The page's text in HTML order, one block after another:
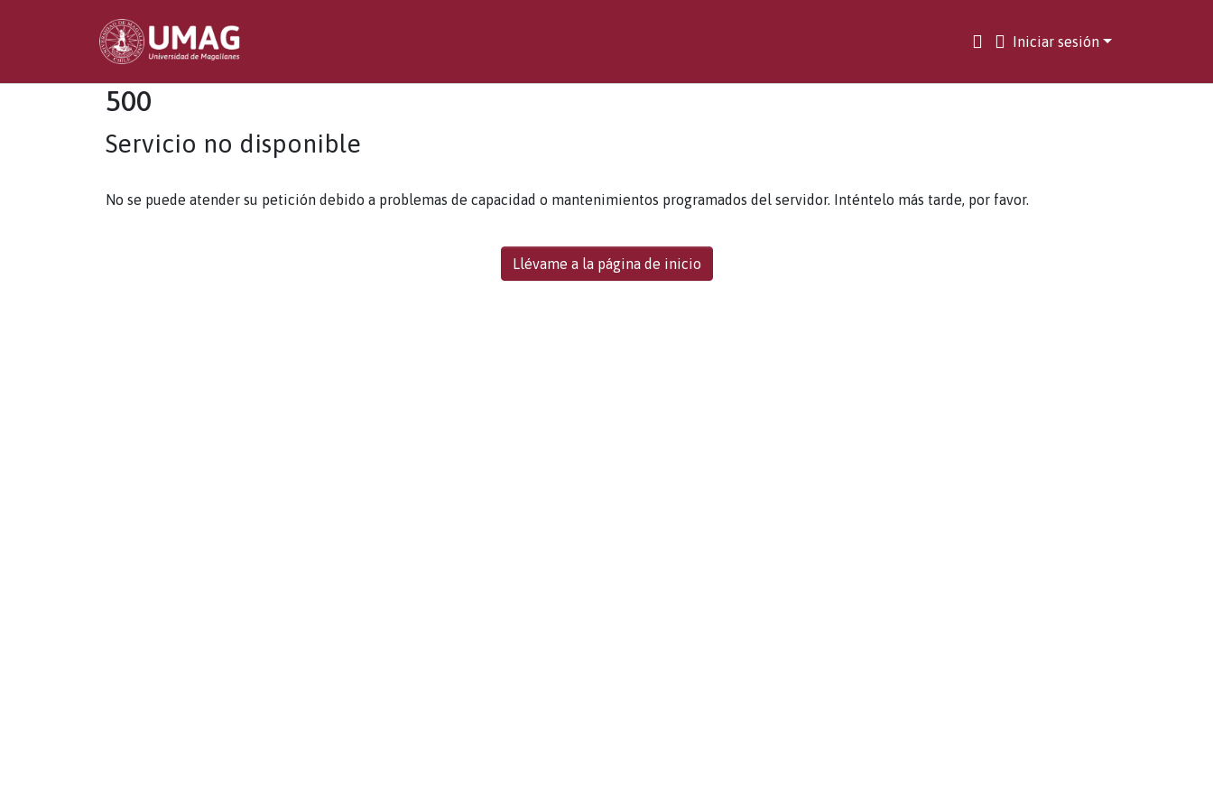
Iniciar sesión
500
Servicio no disponible
No se puede atender su petición debido a problemas de capacidad o mantenimientos programados del servidor. Inténtelo más tarde, por favor.
Llévame a la página de inicio